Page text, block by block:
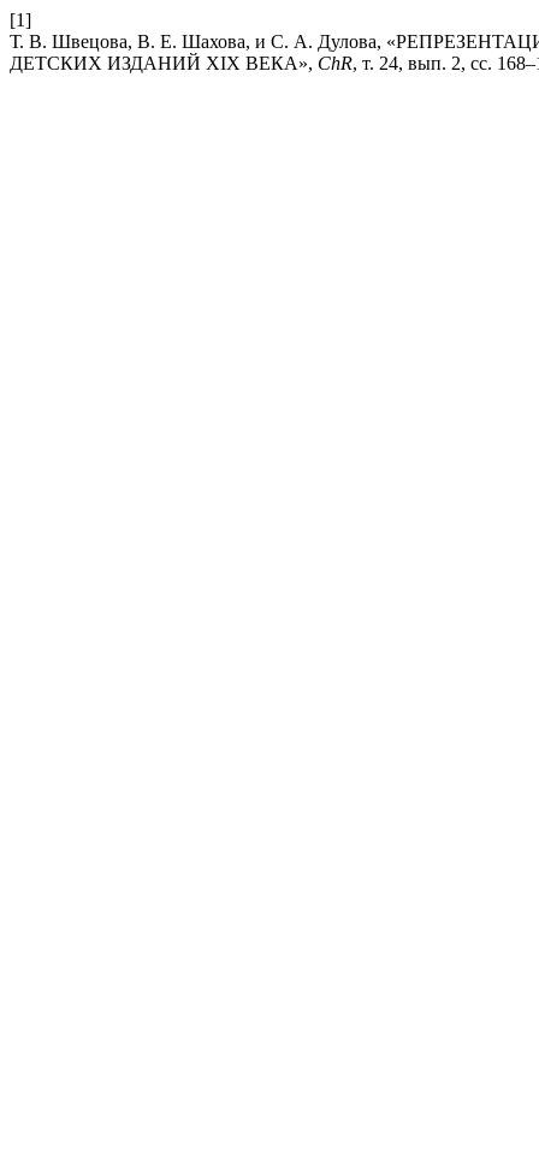
[1]
Т. В. Швецова, В. Е. Шахова, и С. А. Дулова,
ДЕТСКИХ ИЗДАНИЙ XIX ВЕКА», ChR, т. 24, вып. 2, сс.